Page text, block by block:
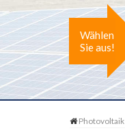
Wählen
Sie aus!
Photovoltaik